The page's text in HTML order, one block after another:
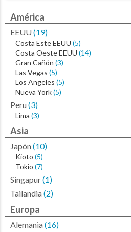
América
EEUU(19)
Costa Este EEUU (5)
Costa Oeste EEUU (14)
Gran Cañón (3)
Las Vegas (5)
Los Angeles (5)
Nueva York(5)
Peru(3)
Lima (3)
Asia
Japón(10)
Kioto (5)
Tokio (7)
Singapur(1)
Tailandia(2)
Europa
Alemania(16)